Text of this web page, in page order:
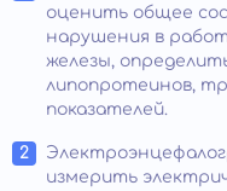
оценить общее
нарушения в
железы,
липопротеинов,
показателей.
измерить